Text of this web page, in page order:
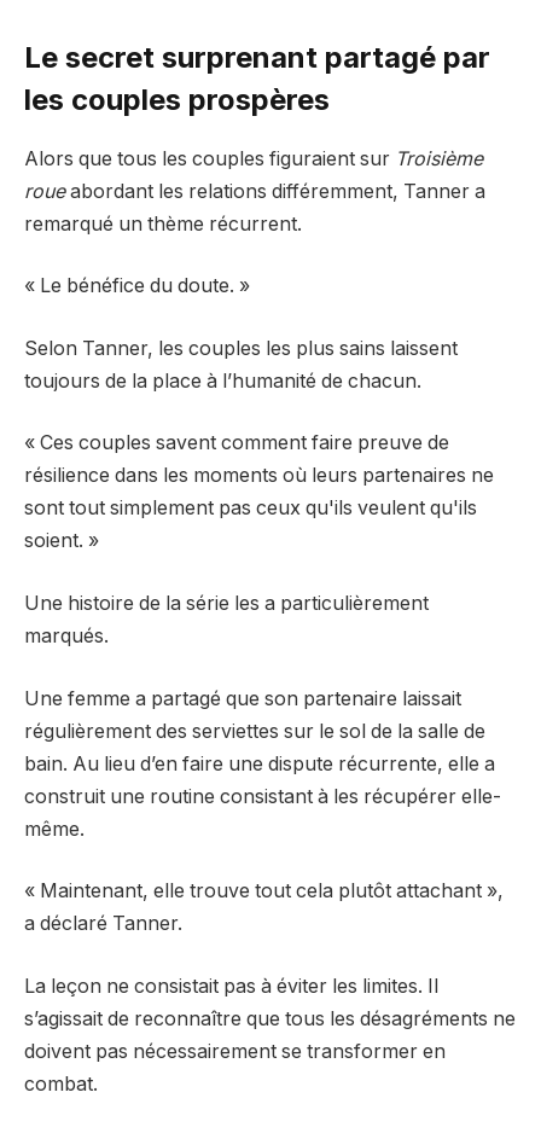
Le secret surprenant partagé par
les couples prospères
Alors que tous les couples figuraient sur Troisième
roueabordant les relations différemment, Tanner a
remarqué un thème récurrent.
« Le bénéfice du doute. »
Selon Tanner, les couples les plus sains laissent
toujours de la place à l’humanité de chacun.
« Ces couples savent comment faire preuve de
résilience dans les moments où leurs partenaires ne
sont tout simplement pas ceux qu'ils veulent qu'ils
soient. »
Une histoire de la série les a particulièrement
marqués.
Une femme a partagé que son partenaire laissait
régulièrement des serviettes sur le sol de la salle de
bain. Au lieu d’en faire une dispute récurrente, elle a
construit une routine consistant à les récupérer elle-
même.
« Maintenant, elle trouve tout cela plutôt attachant »,
a déclaré Tanner.
La leçon ne consistait pas à éviter les limites. Il
s’agissait de reconnaître que tous les désagréments ne
doivent pas nécessairement se transformer en
combat.